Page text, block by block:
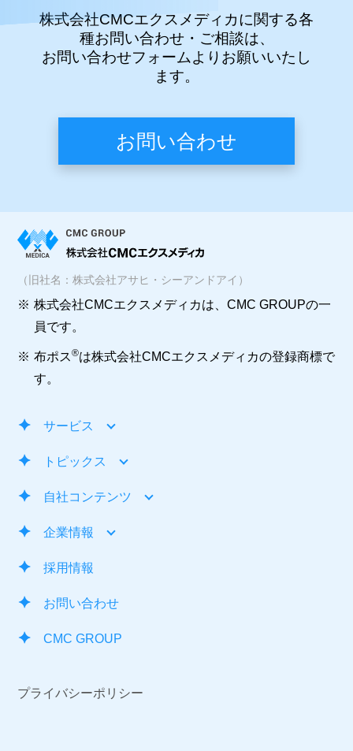
株式会社CMCエクスメディカに関する各
種お問い合わせ・ご相談は、
お問い合わせフォームよりお願いいたし
ます。
お問い合わせ
（旧社名：株式会社アサヒ・シーアンドアイ）
※ 株式会社CMCエクスメディカは、CMC GROUPの一
員です。
※ 布ポス®は株式会社CMCエクスメディカの登録商標で
す。
サービス
トピックス
自社コンテンツ
企業情報
採用情報
お問い合わせ
CMC GROUP
プライバシーポリシー